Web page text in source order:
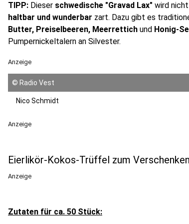
TIPP: Dieser schwedische "Gravad Lax" wird
haltbar und wunderbar zart. Dazu gibt es
Butter, Preiselbeeren, Meerrettich und Honig-
Pumpernickeltalern an Silvester.
Anzeige
© Radio Vest
Nico Schmidt
Anzeige
Eierlikör-Kokos-Trüffel zum
Anzeige
Zutaten für ca. 50 Stück: